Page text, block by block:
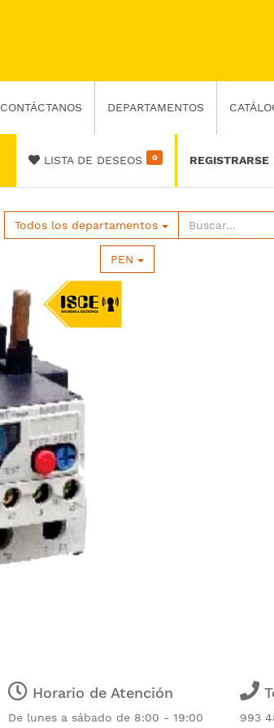
CONTÁCTANOS DEPARTAMENTOS
LISTA DE DESEOS 0 REGISTRARSE
Todos los departamentos
PEN
Horario de Atención
De lunes a sábado de 8:00 - 19:00 993